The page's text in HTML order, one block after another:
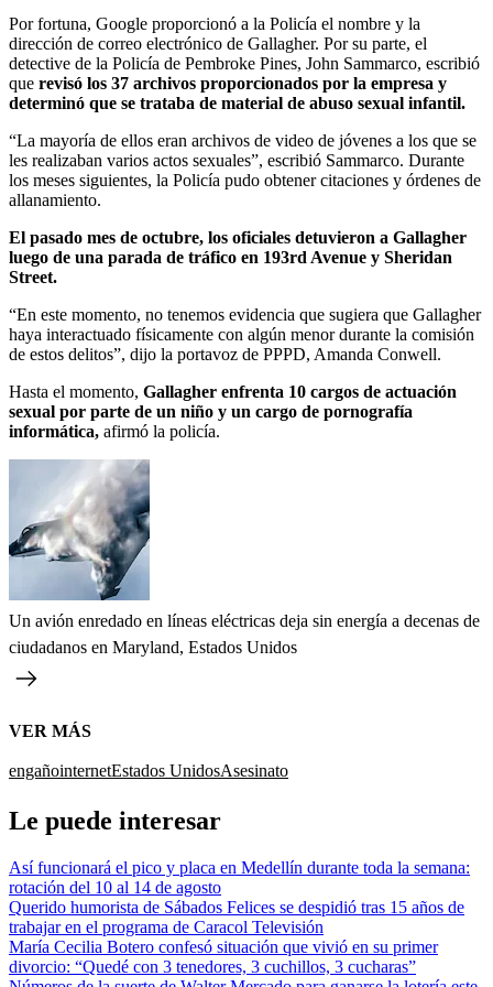
Por fortuna, Google proporcionó a la Policía el nombre y la
dirección de correo electrónico de Gallagher. Por su parte, el
detective de la Policía de Pembroke Pines, John Sammarco, escribió
que revisó los 37 archivos proporcionados por la empresa y
determinó que se trataba de material de abuso sexual infantil.
“La mayoría de ellos eran archivos de video de jóvenes a los que se
les realizaban varios actos sexuales”, escribió Sammarco. Durante
los meses siguientes, la Policía pudo obtener citaciones y órdenes de
allanamiento.
El pasado mes de octubre, los oficiales detuvieron a Gallagher
luego de una parada de tráfico en 193rd Avenue y Sheridan
Street.
“En este momento, no tenemos evidencia que sugiera que Gallagher
haya interactuado físicamente con algún menor durante la comisión
de estos delitos”, dijo la portavoz de PPPD, Amanda Conwell.
Hasta el momento, Gallagher enfrenta 10 cargos de actuación
sexual por parte de un niño y un cargo de pornografía
informática, afirmó la policía.
Un avión enredado en líneas eléctricas deja sin energía a decenas de
ciudadanos en Maryland, Estados Unidos
VER MÁS
engañointernetEstados UnidosAsesinato
Le puede interesar
Así funcionará el pico y placa en Medellín durante toda la semana:
rotación del 10 al 14 de agosto
Querido humorista de Sábados Felices se despidió tras 15 años de
trabajar en el programa de Caracol Televisión
María Cecilia Botero confesó situación que vivió en su primer
divorcio: “Quedé con 3 tenedores, 3 cuchillos, 3 cucharas”